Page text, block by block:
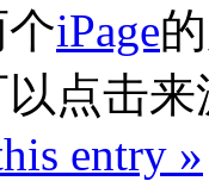
iPage
点击
entry »